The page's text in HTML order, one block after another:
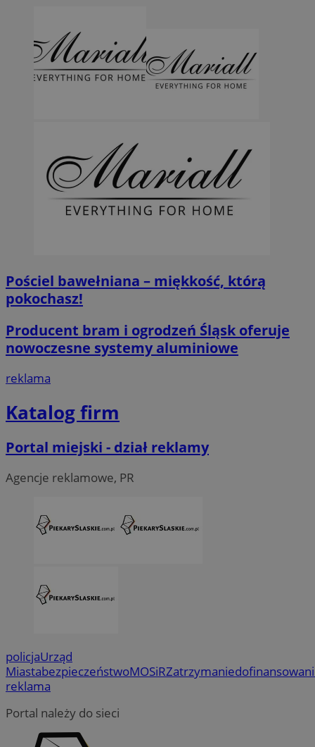
Pościel bawełniana – miękkość, którą
pokochasz!
Producent bram i ogrodzeń Śląsk oferuje
nowoczesne systemy aluminiowe
reklama
Katalog firm
Portal miejski - dział reklamy
Agencje reklamowe, PR
policjaUrząd
MiastabezpieczeństwoMOSiRZatrzymanie
reklama
Portal należy do sieci